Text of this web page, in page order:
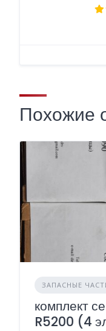
Похожие
ЗАПАСНЫЕ
комплект
R5200 (4